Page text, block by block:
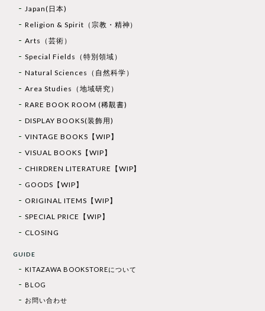
Japan(日本)
Religion & Spirit（宗教・精神）
Arts（芸術）
Special Fields（特別領域）
Natural Sciences（自然科学）
Area Studies（地域研究）
RARE BOOK ROOM (稀覯書)
DISPLAY BOOKS(装飾用)
VINTAGE BOOKS【WIP】
VISUAL BOOKS【WIP】
CHIRDREN LITERATURE【WIP】
GOODS【WIP】
ORIGINAL ITEMS【WIP】
SPECIAL PRICE【WIP】
CLOSING
GUIDE
KITAZAWA BOOKSTOREについて
BLOG
お問い合わせ